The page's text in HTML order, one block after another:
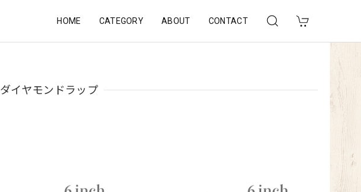
HOME CATEGORY ABOUT CONTACT
ダイヤモンドラップ